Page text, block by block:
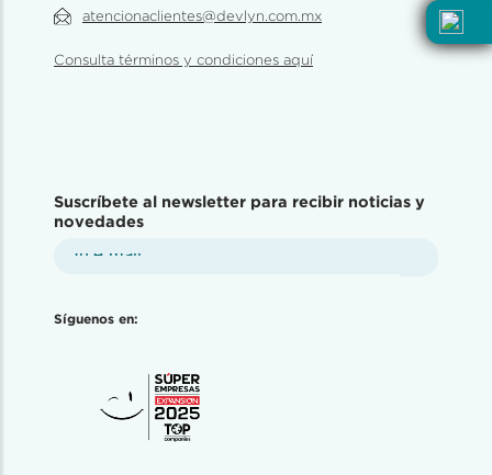
atencionaclientes@devlyn.com.mx
Consulta términos y condiciones aquí
Suscríbete al newsletter para recibir noticias y
novedades
Síguenos en: